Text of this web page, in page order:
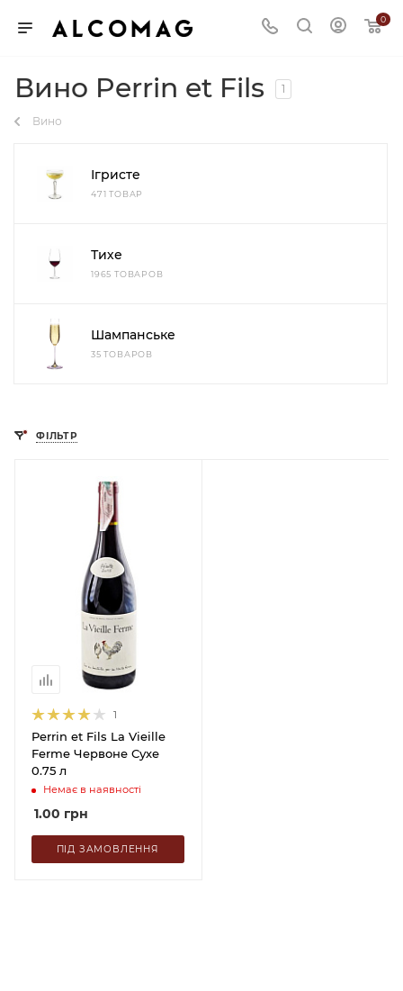
0
Вино Perrin et Fils 1
Вино
Ігристе
471 ТОВАР
Тихе
1965 ТОВАРОВ
Шампанське
35 ТОВАРОВ
ФІЛЬТР
1
Perrin et Fils La Vieille
Ferme Червоне Сухе
0.75 л
Немає в наявності
1.00 грн
ПІД ЗАМОВЛЕННЯ